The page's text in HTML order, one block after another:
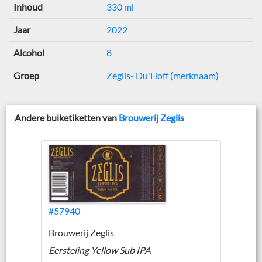
Inhoud 330 ml
Jaar 2022
Alcohol 8
Groep Zeglis- Du'Hoff (merknaam)
Andere buiketiketten van Brouwerij Zeglis
#57940
Brouwerij Zeglis
Eersteling Yellow Sub IPA